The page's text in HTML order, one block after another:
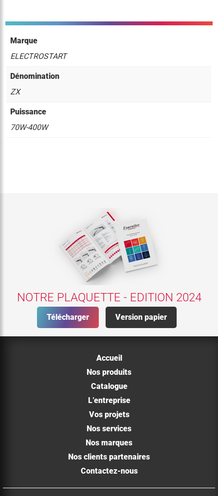
Marque
ELECTROSTART
Dénomination
ZX
Puissance
70W-400W
NOTRE PLAQUETTE - EDITION 2024
Télécharger Version papier
Accueil
Nos produits
Catalogue
L’entreprise
Vos projets
Nos services
Nos marques
Nos clients partenaires
Contactez-nous